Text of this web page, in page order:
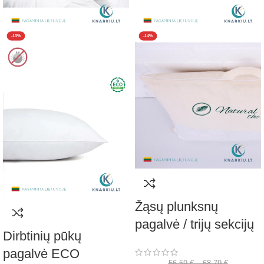
-13%
Dirbtinių pūkų
pagalvė ECO
-14%
Žąsų plunksnų
pagalvė / trijų sekcijų